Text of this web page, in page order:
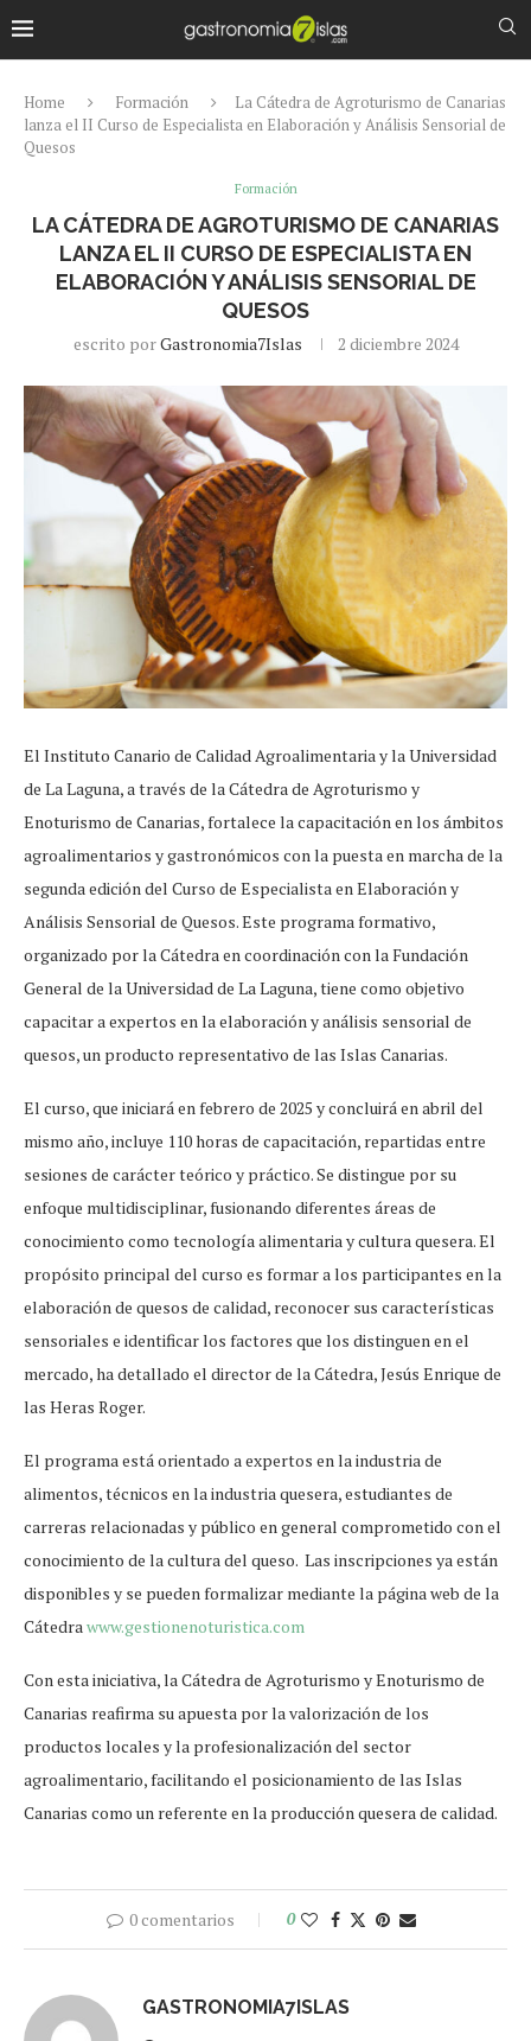
Home Formación
La Cátedra de Agroturismo de Canarias
lanza el II Curso de Especialista en Elaboración y Análisis Sensorial de
Quesos
Formación
LA CÁTEDRA DE AGROTURISMO DE CANARIAS
LANZA EL II CURSO DE ESPECIALISTA EN
ELABORACIÓN Y ANÁLISIS SENSORIAL DE
QUESOS
escrito porGastronomia7Islas 2 diciembre 2024
El Instituto Canario de Calidad Agroalimentaria y la Universidad
de La Laguna, a través de la Cátedra de Agroturismo y
Enoturismo de Canarias, fortalece la capacitación en los ámbitos
agroalimentarios y gastronómicos con la puesta en marcha de la
segunda edición del Curso de Especialista en Elaboración y
Análisis Sensorial de Quesos. Este programa formativo,
organizado por la Cátedra en coordinación con la Fundación
General de la Universidad de La Laguna, tiene como objetivo
capacitar a expertos en la elaboración y análisis sensorial de
quesos, un producto representativo de las Islas Canarias.
El curso, que iniciará en febrero de 2025 y concluirá en abril del
mismo año, incluye 110 horas de capacitación, repartidas entre
sesiones de carácter teórico y práctico. Se distingue por su
enfoque multidisciplinar, fusionando diferentes áreas de
conocimiento como tecnología alimentaria y cultura quesera. El
propósito principal del curso es formar a los participantes en la
elaboración de quesos de calidad, reconocer sus características
sensoriales e identificar los factores que los distinguen en el
mercado, ha detallado el director de la Cátedra, Jesús Enrique de
las Heras Roger.
El programa está orientado a expertos en la industria de
alimentos, técnicos en la industria quesera, estudiantes de
carreras relacionadas y público en general comprometido con el
conocimiento de la cultura del queso. Las inscripciones ya están
disponibles y se pueden formalizar mediante la página web de la
Cátedrawww.gestionenoturistica.com
Con esta iniciativa, la Cátedra de Agroturismo y Enoturismo de
Canarias reafirma su apuesta por la valorización de los
productos locales y la profesionalización del sector
agroalimentario, facilitando el posicionamiento de las Islas
Canarias como un referente en la producción quesera de calidad.
0 comentarios 0
GASTRONOMIA7ISLAS